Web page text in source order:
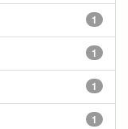
1
1
1
1